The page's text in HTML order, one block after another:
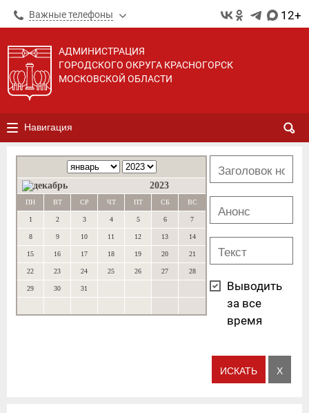
Важные телефоны 12+
АДМИНИСТРАЦИЯ
ГОРОДСКОГО ОКРУГА КРАСНОГОРСК
МОСКОВСКОЙ ОБЛАСТИ
Навигация
2023
ПН ВТ СР ЧТ ПТ СБ ВС
1 2 3 4 5 6 7
8 9 10 11 12 13 14
15 16 17 18 19 20 21
22 23 24 25 26 27 28
29 30 31
Выводить
за все
время